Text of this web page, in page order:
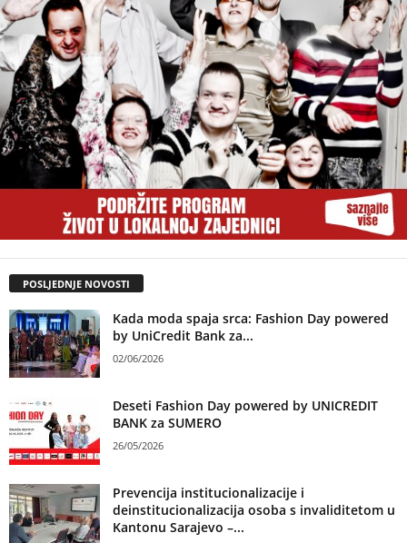
POSLJEDNJE NOVOSTI
Kada moda spaja srca: Fashion Day powered
by UniCredit Bank za...
02/06/2026
Deseti Fashion Day powered by UNICREDIT
BANK za SUMERO
26/05/2026
Prevencija institucionalizacije i
deinstitucionalizacija osoba s invaliditetom u
Kantonu Sarajevo –...